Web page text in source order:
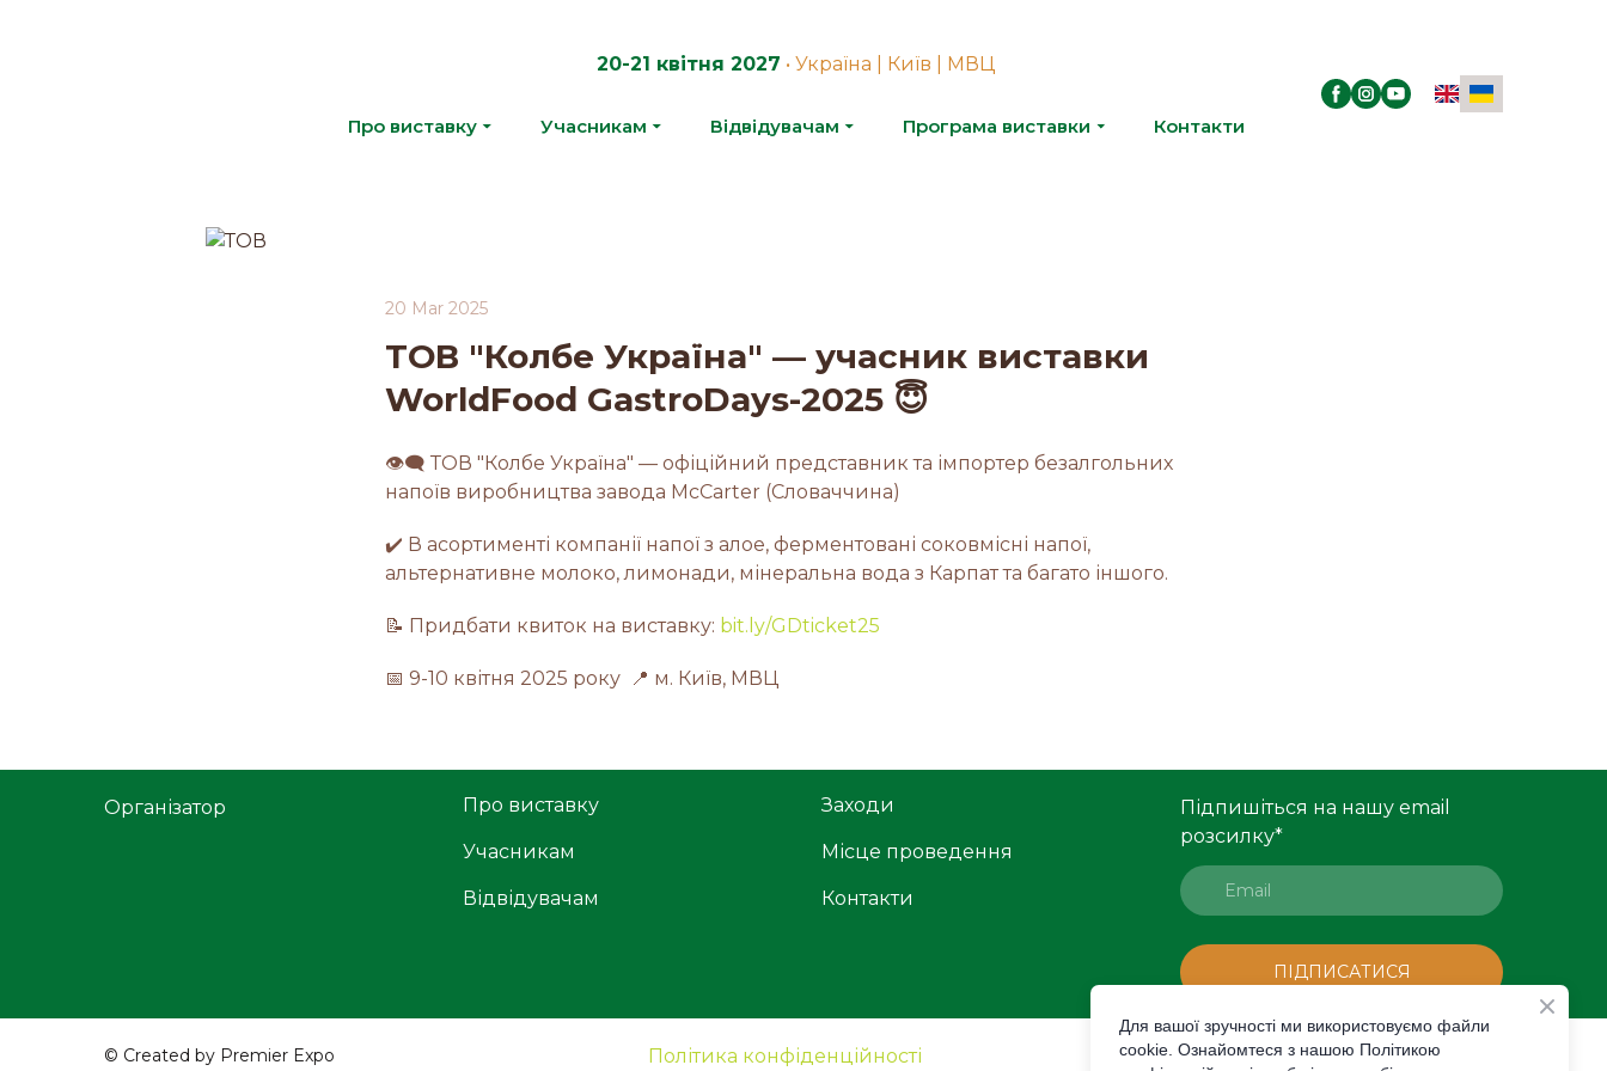
20-21 квітня 2027 • Україна | Київ | МВЦ
Про виставку Учасникам Відвідувачам Програма виставки Контакти
20 Mar 2025
ТОВ "Колбе Україна" — учасник виставки
WorldFood GastroDays-2025 😇
👁‍🗨 ТОВ "Колбе Україна" — офіційний представник та імпортер безалгольних
напоїв виробництва завода McCarter (Словаччина)
✔️ В асортименті компанії напої з алое, ферментовані соковмісні напої,
альтернативне молоко, лимонади, мінеральна вода з Карпат та багато іншого.
📝 Придбати квиток на виставку: bit.ly/GDticket25
📅 9-10 квітня 2025 року 📍 м. Київ, МВЦ
Організатор Про виставку
Учасникам
Відвідувачам
Заходи
Місце проведення
Контакти
Підпишіться на нашу email
розсилку*
ПІДПИСАТИСЯ
© Created by Premier Expo Політика конфіденційності All rights Reserved
Для вашої зручності ми використовуємо файли
cookie. Ознайомтеся з нашою Політикою